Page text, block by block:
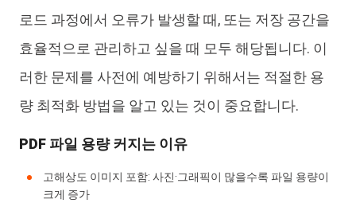
로드 과정에서 오류가 발생할 때, 또는 저장 공간을
효율적으로 관리하고 싶을 때 모두 해당됩니다. 이
러한 문제를 사전에 예방하기 위해서는 적절한 용
량 최적화 방법을 알고 있는 것이 중요합니다.
PDF 파일 용량 커지는 이유
고해상도 이미지 포함: 사진·그래픽이 많을수록 파일 용량이
크게 증가